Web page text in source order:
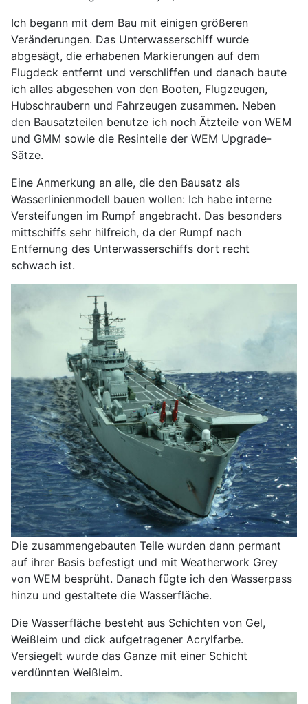
Ich begann mit dem Bau mit einigen größeren
Veränderungen. Das Unterwasserschiff wurde
abgesägt, die erhabenen Markierungen auf dem
Flugdeck entfernt und verschliffen und danach baute
ich alles abgesehen von den Booten, Flugzeugen,
Hubschraubern und Fahrzeugen zusammen. Neben
den Bausatzteilen benutze ich noch Ätzteile von WEM
und GMM sowie die Resinteile der WEM Upgrade-
Sätze.
Eine Anmerkung an alle, die den Bausatz als
Wasserlinienmodell bauen wollen: Ich habe interne
Versteifungen im Rumpf angebracht. Das besonders
mittschiffs sehr hilfreich, da der Rumpf nach
Entfernung des Unterwasserschiffs dort recht
schwach ist.
Die zusammengebauten Teile wurden dann permant
auf ihrer Basis befestigt und mit Weatherwork Grey
von WEM besprüht. Danach fügte ich den Wasserpass
hinzu und gestaltete die Wasserfläche.
Die Wasserfläche besteht aus Schichten von Gel,
Weißleim und dick aufgetragener Acrylfarbe.
Versiegelt wurde das Ganze mit einer Schicht
verdünnten Weißleim.